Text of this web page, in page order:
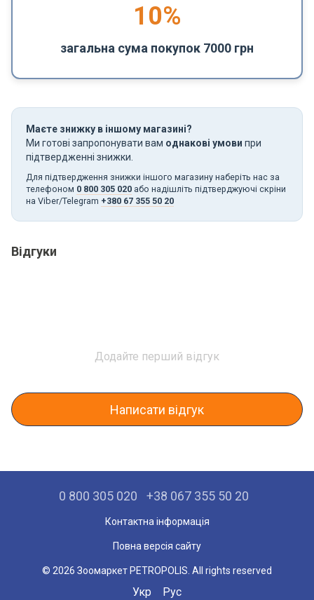
10%
загальна сума покупок 7000 грн
Маєте знижку в іншому магазині?
Ми готові запропонувати вам однакові умови при
підтвердженні знижки.
Для підтвердження знижки іншого магазину наберіть нас за
телефоном 0 800 305 020 або надішліть підтверджуючі скріни
на Viber/Telegram +380 67 355 50 20
Відгуки
Додайте перший відгук
Написати відгук
0 800 305 020 +38 067 355 50 20
Контактна інформація
Повна версія сайту
© 2026 Зоомаркет PETROPOLIS. All rights reserved
Укр Рус